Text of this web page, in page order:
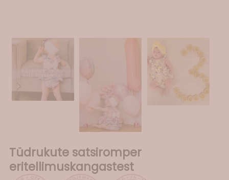
Tüdrukute satsiromper
eritellimuskangastest